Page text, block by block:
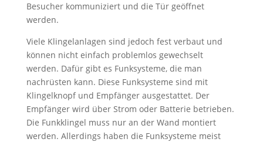
Besucher kommuniziert und die Tür geöffnet
werden.
Viele Klingelanlagen sind jedoch fest verbaut und
können nicht einfach problemlos gewechselt
werden. Dafür gibt es Funksysteme, die man
nachrüsten kann. Diese Funksysteme sind mit
Klingelknopf und Empfänger ausgestattet. Der
Empfänger wird über Strom oder Batterie betrieben.
Die Funkklingel muss nur an der Wand montiert
werden. Allerdings haben die Funksysteme meist